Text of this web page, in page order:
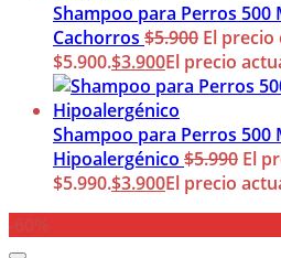
Shampoo para Perros 500
Cachorros $5.900 El
$5.900.$3.900El precio
Shampoo para Perros 500
Hipoalergénico $5.990 El
$5.990.$3.900El precio